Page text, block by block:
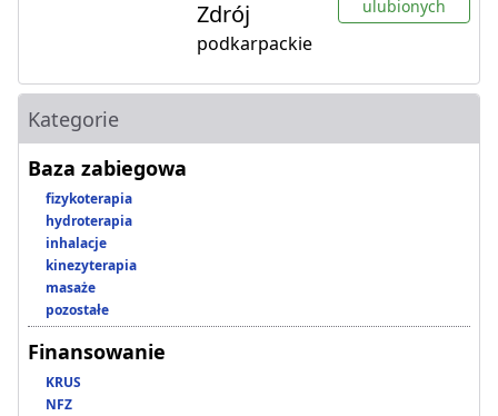
Zdrój
podkarpackie
ulubionych
Kategorie
Baza zabiegowa
fizykoterapia
hydroterapia
inhalacje
kinezyterapia
masaże
pozostałe
Finansowanie
KRUS
NFZ